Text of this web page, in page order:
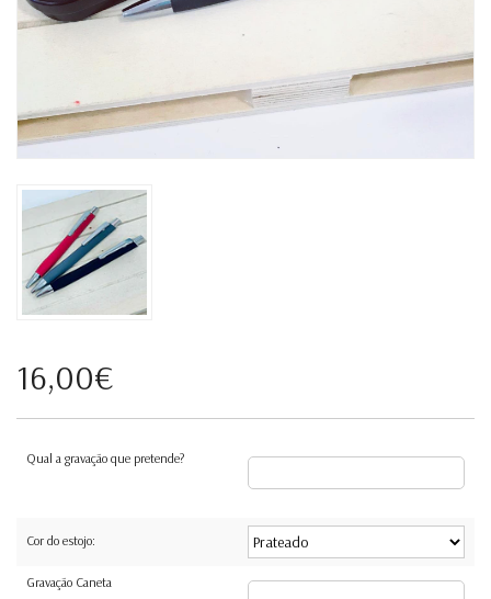
16,00€
Qual a gravação que pretende?
Cor do estojo:
Gravação Caneta